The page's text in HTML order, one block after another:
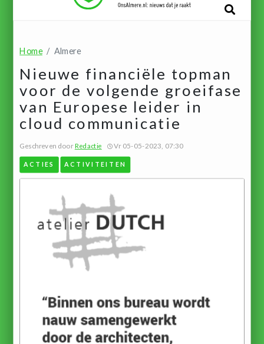
Home Almere
Nieuwe financiële topman
voor de volgende groeifase
van Europese leider in
cloud communicatie
Geschreven doorRedactie Vr 05-05-2023, 07:30
ACTIES ACTIVITEITEN